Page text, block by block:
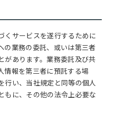
くサービスを遂行するために
の業務の委託、或いは第三者
があります。業務委託及び共
情報を第三者に預託する場
行い、当社規定と同等の個人
もに、その他の法令上必要な